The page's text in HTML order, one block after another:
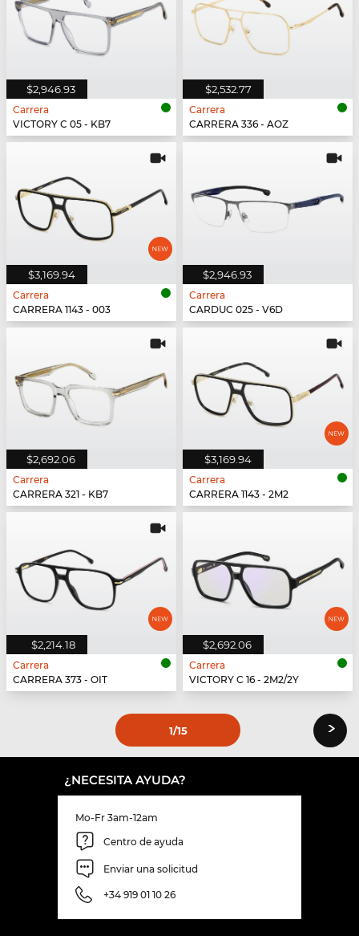
$2,946.93
Carrera
VICTORY C 05 - KB7
$2,532.77
Carrera
CARRERA 336 - AOZ
$3,169.94
Carrera
CARRERA 1143 - 003
$2,946.93
Carrera
CARDUC 025 - V6D
$2,692.06
Carrera
CARRERA 321 - KB7
$3,169.94
Carrera
CARRERA 1143 - 2M2
$2,214.18
Carrera
CARRERA 373 - OIT
$2,692.06
Carrera
VICTORY C 16 - 2M2/2Y
1/15 ›
¿NECESITA AYUDA?
Mo-Fr 3am-12am
Centro de ayuda
Enviar una solicitud
+34 919 01 10 26